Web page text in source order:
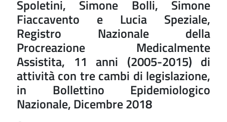
Spoletini, Simone Bolli, Simone
Fiaccavento e Lucia Speziale,
Registro Nazionale della
Procreazione Medicalmente
Assistita, 11 anni (2005-2015) di
attività con tre cambi di legislazione,
in Bollettino Epidemiologico
Nazionale, Dicembre 2018